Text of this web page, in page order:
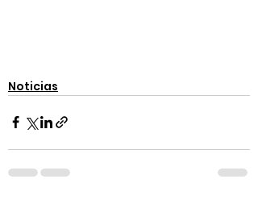
Noticias